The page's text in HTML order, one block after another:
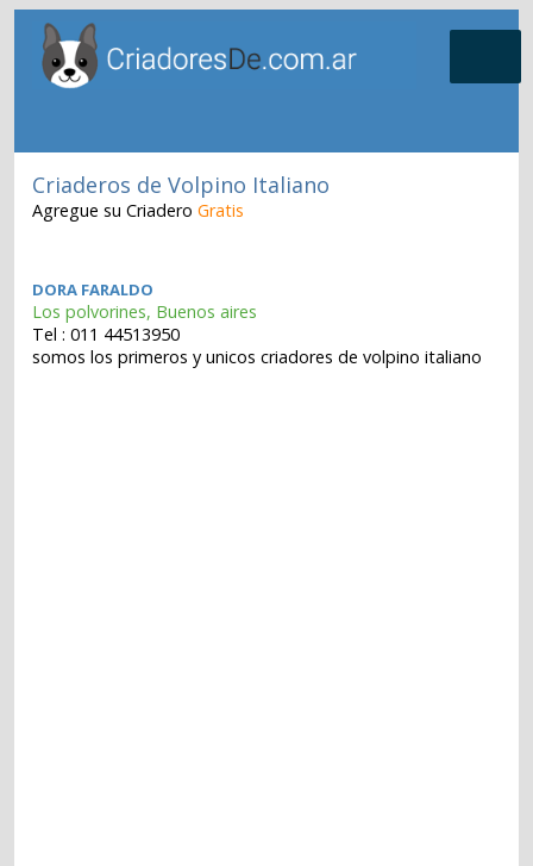
Criaderos de Volpino Italiano
Agregue su CriaderoGratis
DORA FARALDO
Los polvorines, Buenos aires
Tel : 011 44513950
somos los primeros y unicos criadores de volpino italiano